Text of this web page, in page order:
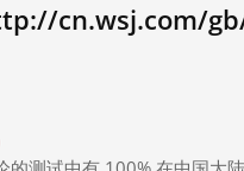
cn.wsj.com/